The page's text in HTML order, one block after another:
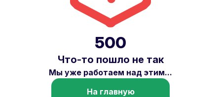
500
Что-то пошло не так
Мы уже работаем над этим...
На главную